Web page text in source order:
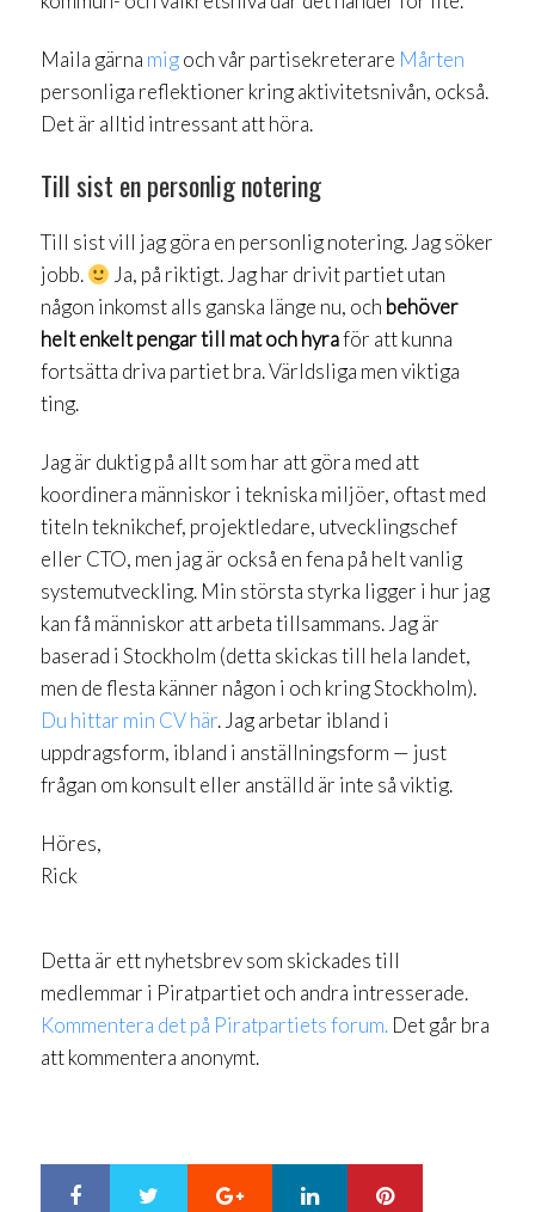
Maila gärna migoch vår partisekreterare Mårten
personliga reflektioner kring aktivitetsnivån, också.
Det är alltid intressant att höra.
Till sist en personlig notering
Till sist vill jag göra en personlig notering. Jag söker
jobb.
Ja, på riktigt. Jag har drivit partiet utan
någon inkomst alls ganska länge nu, och behöver
helt enkelt pengar till mat och hyraför att kunna
fortsätta driva partiet bra. Världsliga men viktiga
ting.
Jag är duktig på allt som har att göra med att
koordinera människor i tekniska miljöer, oftast med
titeln teknikchef, projektledare, utvecklingschef
eller CTO, men jag är också en fena på helt vanlig
systemutveckling. Min största styrka ligger i hur jag
kan få människor att arbeta tillsammans. Jag är
baserad i Stockholm (detta skickas till hela landet,
men de flesta känner någon i och kring Stockholm).
Du hittar min CV här. Jag arbetar ibland i
uppdragsform, ibland i anställningsform — just
frågan om konsult eller anställd är inte så viktig.
Höres,
Rick
Detta är ett nyhetsbrev som skickades till
medlemmar i Piratpartiet och andra intresserade.
Kommentera det på Piratpartiets forum. Det går bra
att kommentera anonymt.
Google+ LinkedIn